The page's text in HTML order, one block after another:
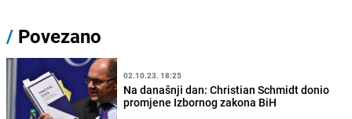
/ Povezano
02.10.23. 18:25
Na današnji dan: Christian Schmidt donio
promjene Izbornog zakona BiH